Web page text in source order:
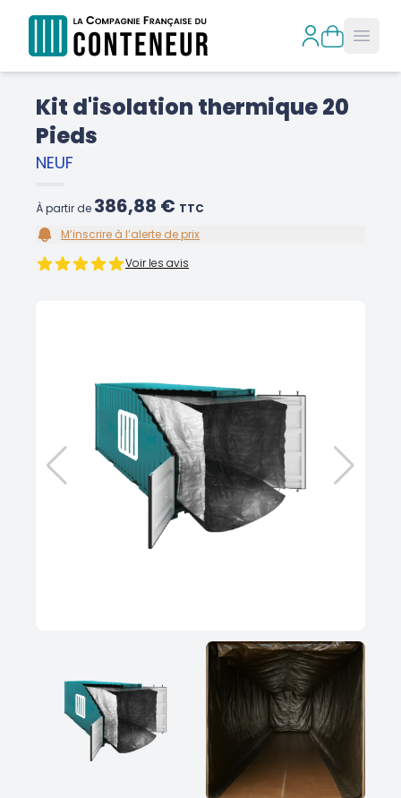
Kit d'isolation thermique 20
Pieds
NEUF
À partir de 386,88 € TTC
M’inscrire à l’alerte de prix
Voir les avis